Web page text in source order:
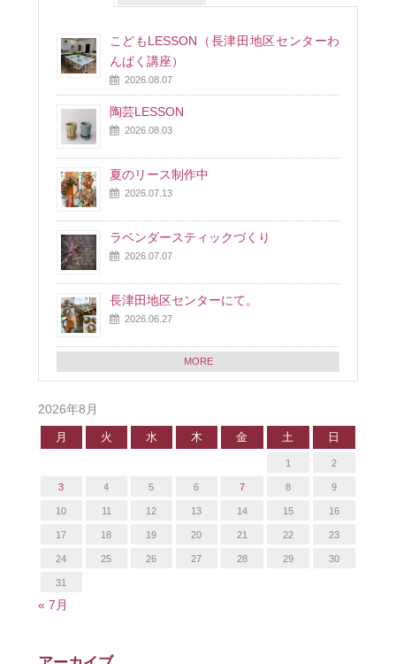
こどもLESSON（長津田地区センターわ
んぱく講座）
2026.08.07
陶芸LESSON
2026.08.03
夏のリース制作中
2026.07.13
ラベンダースティックづくり
2026.07.07
長津田地区センターにて。
2026.06.27
MORE
2026年8月
月 火 水 木 金 土 日
1 2
3 4 5 6 7 8 9
10 11 12 13 14 15 16
17 18 19 20 21 22 23
24 25 26 27 28 29 30
31
« 7月